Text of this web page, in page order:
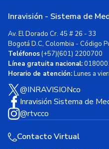
Inravisión - Sistema de
Av. El Dorado Cr. 45 # 26 - 33
Bogotá D.C, Colombia - Código
Teléfonos(+57)(601) 2200700
Línea gratuita nacional:
Horario de atención:Lunes a
@INRAVISIONco
Inravisión Sistema de
@rtvcco
Contacto Virtual